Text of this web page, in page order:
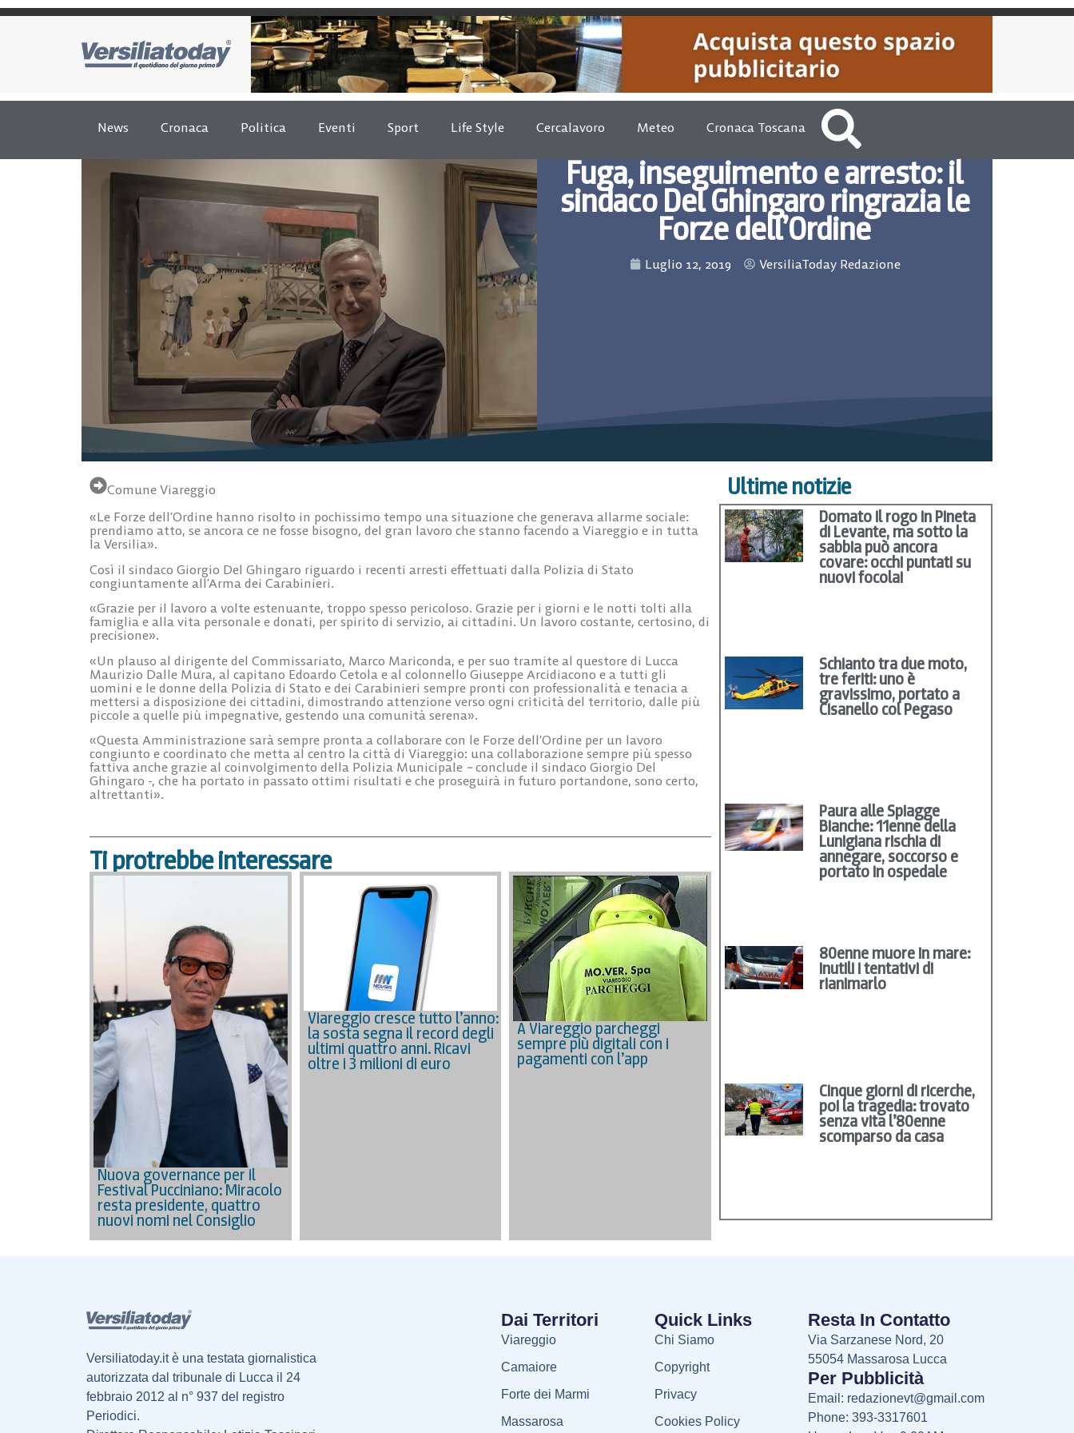
News Cronaca Politica Eventi Sport Life Style Cercalavoro Meteo Cronaca Toscana
Fuga, inseguimento e arresto: il
sindaco Del Ghingaro ringrazia le
Forze dell’Ordine
Luglio 12, 2019 VersiliaToday Redazione
Comune Viareggio
«Le Forze dell’Ordine hanno risolto in pochissimo tempo una situazione che generava allarme sociale:
prendiamo atto, se ancora ce ne fosse bisogno, del gran lavoro che stanno facendo a Viareggio e in tutta
la Versilia».
Così il sindaco Giorgio Del Ghingaro riguardo i recenti arresti effettuati dalla Polizia di Stato
congiuntamente all’Arma dei Carabinieri.
«Grazie per il lavoro a volte estenuante, troppo spesso pericoloso. Grazie per i giorni e le notti tolti alla
famiglia e alla vita personale e donati, per spirito di servizio, ai cittadini. Un lavoro costante, certosino, di
precisione».
«Un plauso al dirigente del Commissariato, Marco Mariconda, e per suo tramite al questore di Lucca
Maurizio Dalle Mura, al capitano Edoardo Cetola e al colonnello Giuseppe Arcidiacono e a tutti gli
uomini e le donne della Polizia di Stato e dei Carabinieri sempre pronti con professionalità e tenacia a
mettersi a disposizione dei cittadini, dimostrando attenzione verso ogni criticità del territorio, dalle più
piccole a quelle più impegnative, gestendo una comunità serena».
«Questa Amministrazione sarà sempre pronta a collaborare con le Forze dell’Ordine per un lavoro
congiunto e coordinato che metta al centro la città di Viareggio: una collaborazione sempre più spesso
fattiva anche grazie al coinvolgimento della Polizia Municipale –conclude il sindaco Giorgio Del
Ghingaro -, che ha portato in passato ottimi risultati e che proseguirà in futuro portandone, sono certo,
altrettanti».
Ti protrebbe interessare
Nuova governance per il
Festival Pucciniano: Miracolo
resta presidente, quattro
nuovi nomi nel Consiglio
Viareggio cresce tutto l’anno:
la sosta segna il record degli
ultimi quattro anni. Ricavi
oltre i 3 milioni di euro
A Viareggio parcheggi
sempre più digitali con i
pagamenti con l’app
Ultime notizie
Domato il rogo in Pineta
di Levante, ma sotto la
sabbia può ancora
covare: occhi puntati su
nuovi focolai
Schianto tra due moto,
tre feriti: uno è
gravissimo, portato a
Cisanello col Pegaso
Paura alle Spiagge
Bianche: 11enne della
Lunigiana rischia di
annegare, soccorso e
portato in ospedale
80enne muore in mare:
inutili i tentativi di
rianimarlo
Cinque giorni di ricerche,
poi la tragedia: trovato
senza vita l’80enne
scomparso da casa
Versiliatoday.it è una testata giornalistica
autorizzata dal tribunale di Lucca il 24
febbraio 2012 al n° 937 del registro
Periodici.
Dai Territori
Viareggio
Camaiore
Forte dei Marmi
Massarosa
Quick Links
Chi Siamo
Copyright
Privacy
Cookies Policy
Resta In Contatto
Via Sarzanese Nord, 20
55054 Massarosa Lucca
Per Pubblicità
Email: redazionevt@gmail.com
Phone: 393-3317601